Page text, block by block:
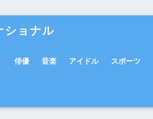
ショナル
俳優 音楽 アイドル スポーツ